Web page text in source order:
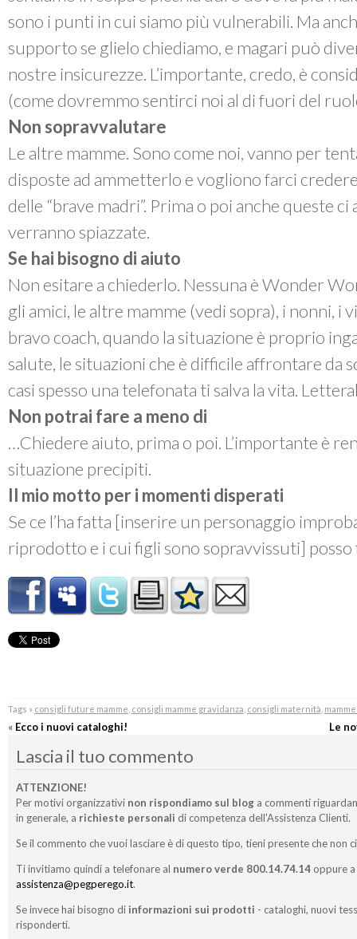
sono i punti in cui siamo più vulnerabili. Ma
supporto se glielo chiediamo, e magari può
nostre insicurezze. L’importante, credo, è
(come dovremmo sentirci noi al di fuori del
Non sopravvalutare
Le altre mamme. Sono come noi, vanno per
disposte ad ammetterlo e vogliono farci
delle “brave madri”. Prima o poi anche queste
verranno spiazzate.
Se hai bisogno di aiuto
Non esitare a chiederlo. Nessuna è Wonder
gli amici, le altre mamme (vedi sopra), i nonni, i
bravo coach, quando la situazione è proprio
salute, le situazioni che è difficile affrontare da
casi spesso una telefonata ti salva la vita.
Non potrai fare a meno di
…Chiedere aiuto, prima o poi. L’importante è
situazione precipiti.
Il mio motto per i momenti disperati
Se ce l’ha fatta [inserire un personaggio
riprodotto e i cui figli sono sopravvissuti] posso
Tags » consigli future mamme consigli mamme gravidanza consigli maternità
« Ecco i nuovi cataloghi! Le
Lascia il tuo commento
ATTENZIONE!
Per motivi organizzativi non rispondiamo sul bloga commenti
in generale, a richieste personali di competenza dell'Assistenza Clienti.
Se il commento che vuoi lasciare è di questo tipo, tieni presente che non
Ti invitiamo quindi a telefonare al numero verde 800.14.74.14oppure a
assistenza@pegperego.it.
Se invece hai bisogno di informazioni sui prodotti - cataloghi, nuovi
risponderti.